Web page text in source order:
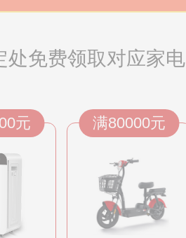
处免费领取对应家电
元 满80000元